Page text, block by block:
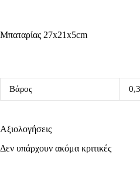
Μπαταρίας 27x21x5cm
Βάρος
Αξιολογήσεις
Δεν υπάρχουν ακόμα κριτικές